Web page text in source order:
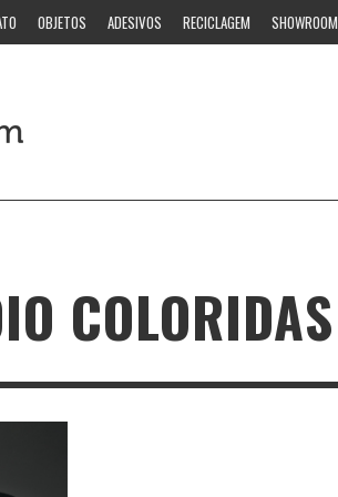
OBJETOS ADESIVOS RECICLAGEM SHOWROOM
COLORIDAS